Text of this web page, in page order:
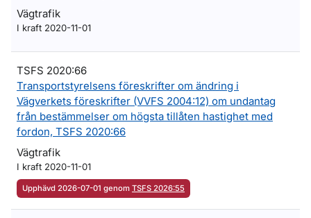
Vägtrafik
I kraft 2020-11-01
TSFS 2020:66
Transportstyrelsens föreskrifter om ändring i
Vägverkets föreskrifter (VVFS 2004:12) om undantag
från bestämmelser om högsta tillåten hastighet med
fordon, TSFS 2020:66
Vägtrafik
I kraft 2020-11-01
Upphävd 2026-07-01 genom TSFS 2026:55